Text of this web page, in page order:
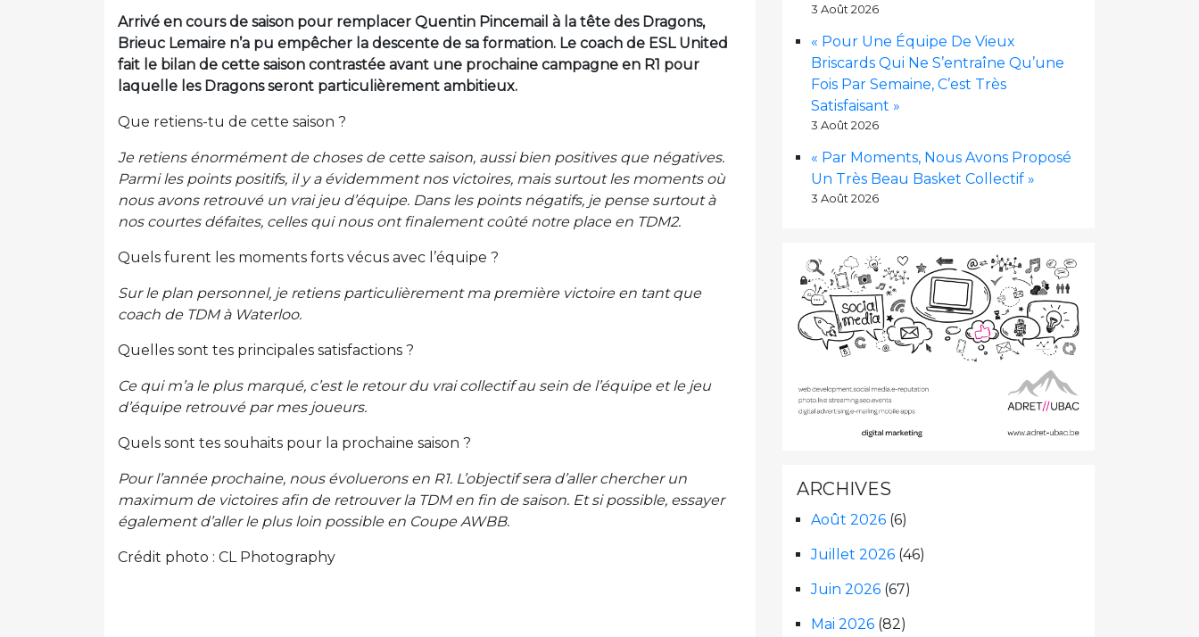
Arrivé en cours de saison pour remplacer Quentin Pincemail à la tête des Dragons,
Brieuc Lemaire n’a pu empêcher la descente de sa formation. Le coach de ESL United
fait le bilan de cette saison contrastée avant une prochaine campagne en R1 pour
laquelle les Dragons seront particulièrement ambitieux.
Que retiens-tu de cette saison ?
Je retiens énormément de choses de cette saison, aussi bien positives que négatives.
Parmi les points positifs, il y a évidemment nos victoires, mais surtout les moments où
nous avons retrouvé un vrai jeu d’équipe. Dans les points négatifs, je pense surtout à
nos courtes défaites, celles qui nous ont finalement coûté notre place en TDM2.
Quels furent les moments forts vécus avec l’équipe ?
Sur le plan personnel, je retiens particulièrement ma première victoire en tant que
coach de TDM à Waterloo.
Quelles sont tes principales satisfactions ?
Ce qui m’a le plus marqué, c’est le retour du vrai collectif au sein de l’équipe et le jeu
d’équipe retrouvé par mes joueurs.
Quels sont tes souhaits pour la prochaine saison ?
Pour l’année prochaine, nous évoluerons en R1. L’objectif sera d’aller chercher un
maximum de victoires afin de retrouver la TDM en fin de saison. Et si possible, essayer
également d’aller le plus loin possible en Coupe AWBB.
Crédit photo : CL Photography
3 Août 2026
« Pour Une Équipe De Vieux
Briscards Qui Ne S’entraîne Qu’une
Fois Par Semaine, C’est Très
Satisfaisant »
3 Août 2026
« Par Moments, Nous Avons Proposé
Un Très Beau Basket Collectif »
3 Août 2026
ARCHIVES
Août 2026 (6)
Juillet 2026 (46)
Juin 2026 (67)
Mai 2026 (82)